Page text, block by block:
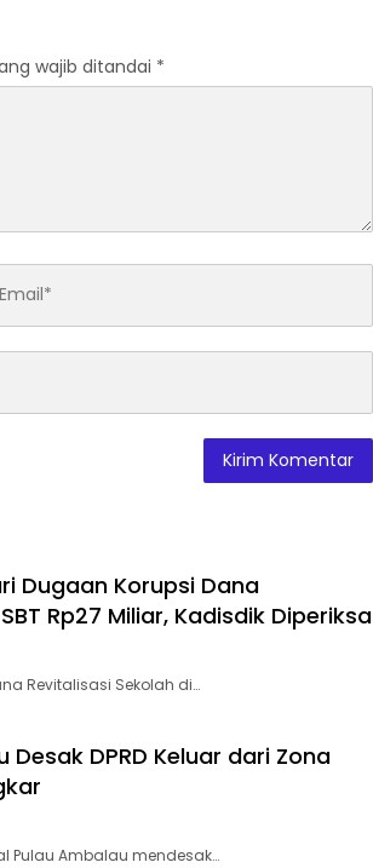
wajib ditandai *
Dugaan Korupsi Dana
Rp27 Miliar, Kadisdik Diperiksa
Revitalisasi Sekolah di…
DPRD Keluar dari Zona
Pulau Ambalau mendesak…